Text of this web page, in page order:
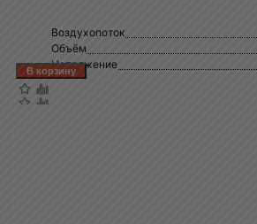
Воздухопоток
Объём
Напряжение